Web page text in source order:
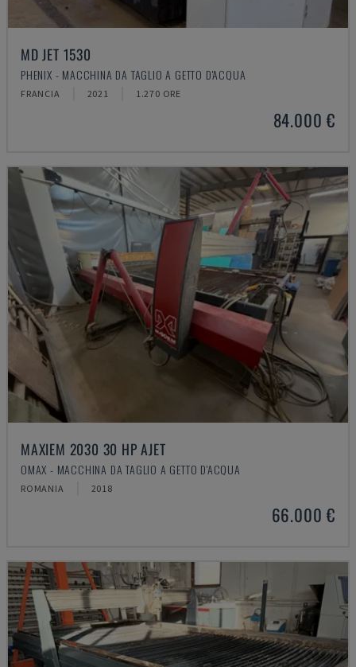
MD JET 1530
PHENIX - MACCHINA DA TAGLIO A GETTO D'ACQUA
FRANCIA 2021 1.270 ORE
84.000 €
MAXIEM 2030 30 HP AJET
OMAX - MACCHINA DA TAGLIO A GETTO D'ACQUA
ROMANIA 2018
66.000 €